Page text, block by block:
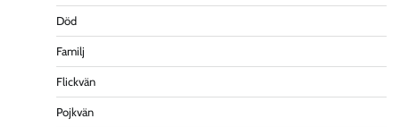
Död
Familj
Flickvän
Pojkvän